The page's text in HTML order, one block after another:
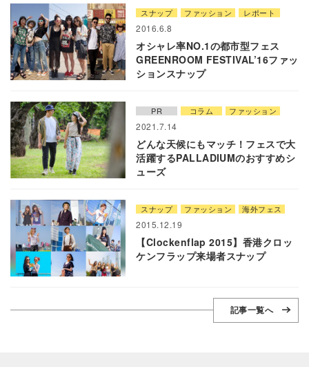
スナップ ファッション レポート
2016.6.8
オシャレ率NO.1の都市型フェス
GREENROOM FESTIVAL’16ファッ
ションスナップ
PR コラム ファッション
2021.7.14
どんな天候にもマッチ！フェスで大
活躍するPALLADIUMのおすすめシ
ューズ
スナップ ファッション 海外フェス
2015.12.19
【Clockenflap 2015】香港クロッ
ケンフラップ来場者スナップ
記事一覧へ